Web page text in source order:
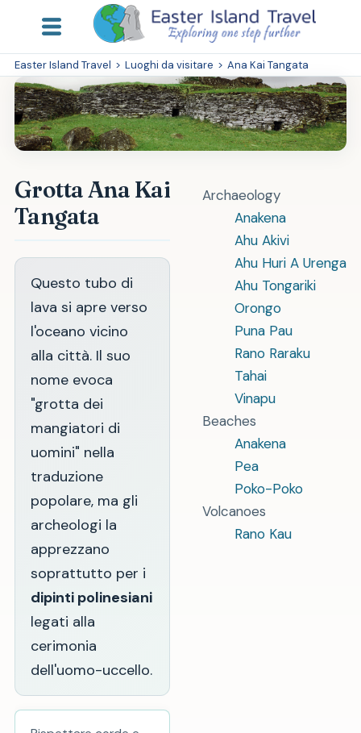
Easter Island Travel > Luoghi da visitare > Ana Kai Tangata
Archaeology
Anakena
Ahu Akivi
Ahu Huri A Urenga
Ahu Tongariki
Orongo
Puna Pau
Rano Raraku
Tahai
Vinapu
Beaches
Anakena
Pea
Poko-Poko
Volcanoes
Rano Kau
Grotta Ana Kai
Tangata
Questo tubo di
lava si apre verso
l'oceano vicino
alla città. Il suo
nome evoca
"grotta dei
mangiatori di
uomini" nella
traduzione
popolare, ma gli
archeologi la
apprezzano
soprattutto per i
dipinti polinesiani
legati alla
cerimonia
dell'uomo-uccello.